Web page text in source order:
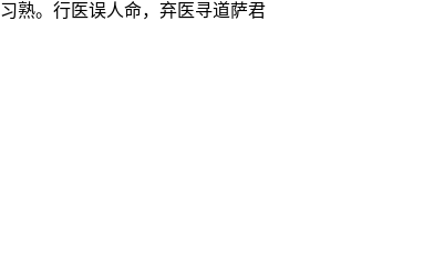
熟。行医误人命，弃医寻道萨君